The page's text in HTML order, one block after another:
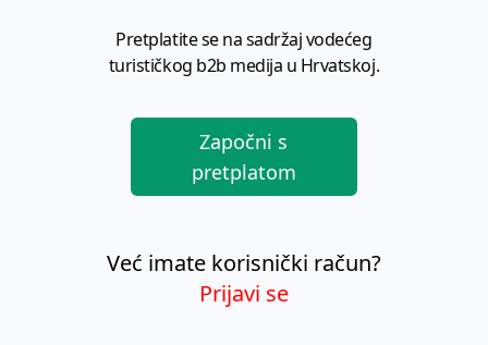
Pretplatite se na sadržaj vodećeg
turističkog b2b medija u Hrvatskoj.
Započni s
pretplatom
Već imate korisnički račun?
Prijavi se